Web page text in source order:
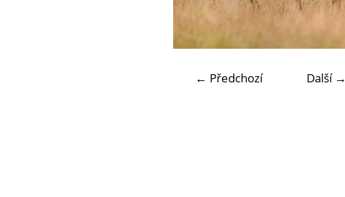
← Předchozí Další →